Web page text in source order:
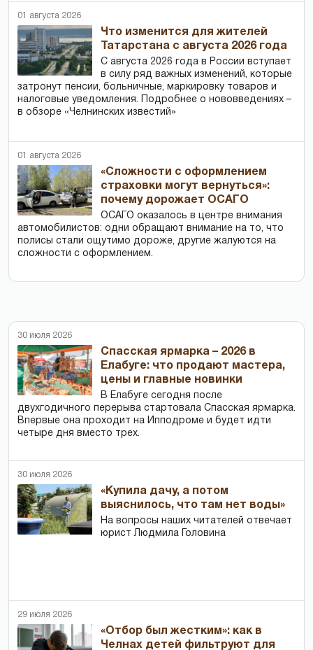
01 августа 2026
Что изменится для жителей
Татарстана с августа 2026 года
С августа 2026 года в России вступает
в силу ряд важных изменений, которые
затронут пенсии, больничные, маркировку товаров и
налоговые уведомления. Подробнее о нововведениях –
в обзоре «Челнинских известий»
01 августа 2026
«Сложности с оформлением
страховки могут вернуться»:
почему дорожает ОСАГО
ОСАГО оказалось в центре внимания
автомобилистов: одни обращают внимание на то, что
полисы стали ощутимо дороже, другие жалуются на
сложности с оформлением.
30 июля 2026
Спасская ярмарка – 2026 в
Елабуге: что продают мастера,
цены и главные новинки
В Елабуге сегодня после
двухгодичного перерыва стартовала Спасская ярмарка.
Впервые она проходит на Ипподроме и будет идти
четыре дня вместо трех.
30 июля 2026
«Купила дачу, а потом
выяснилось, что там нет воды»
На вопросы наших читателей отвечает
юрист Людмила Головина
29 июля 2026
«Отбор был жестким»: как в
Челнах детей фильтруют для